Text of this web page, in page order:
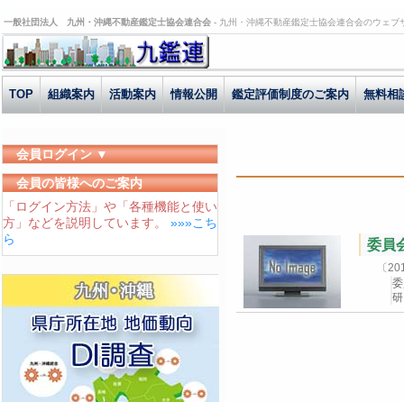
一般社団法人 九州・沖縄不動産鑑定士協会連合会 - 九州・沖縄不動産鑑定士協会連合会のウェ
TOP 組織案内 活動案内 情報公開 鑑定評価制度のご案内 無料相
委員
〔
会員ログイン ▼
ユーザーID
パスワード
会員の皆様へのご案内
「ログイン方法」や「各種機能と使い
方」などを説明しています。 »»»こち
ら